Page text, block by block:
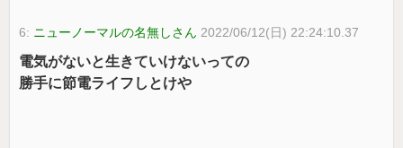
6: ニューノーマルの名無しさん 2022/06/12(日) 22:24:10.37
電気がないと生きていけないっての
勝手に節電ライフしとけや